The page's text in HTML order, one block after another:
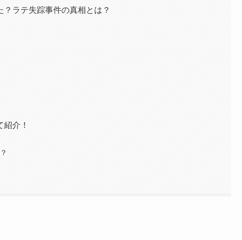
ラテ失踪事件の真相とは？
介！